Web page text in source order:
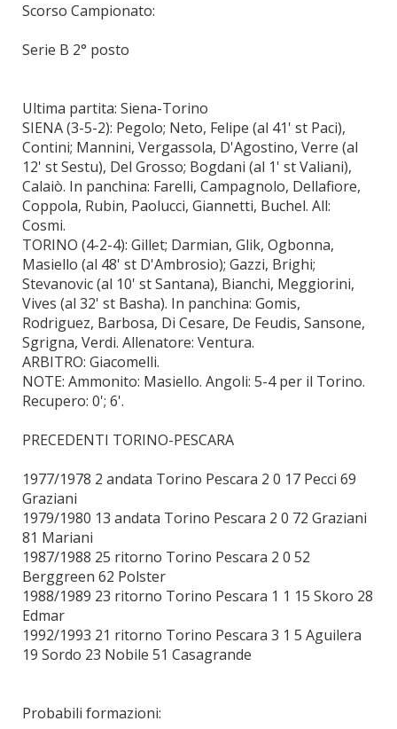
Scorso Campionato:
Serie B 2° posto
Ultima partita: Siena-Torino
SIENA (3-5-2): Pegolo; Neto, Felipe (al 41' st Paci),
Contini; Mannini, Vergassola, D'Agostino, Verre (al
12' st Sestu), Del Grosso; Bogdani (al 1' st Valiani),
Calaiò. In panchina: Farelli, Campagnolo, Dellafiore,
Coppola, Rubin, Paolucci, Giannetti, Buchel. All:
Cosmi.
TORINO (4-2-4): Gillet; Darmian, Glik, Ogbonna,
Masiello (al 48' st D'Ambrosio); Gazzi, Brighi;
Stevanovic (al 10' st Santana), Bianchi, Meggiorini,
Vives (al 32' st Basha). In panchina: Gomis,
Rodriguez, Barbosa, Di Cesare, De Feudis, Sansone,
Sgrigna, Verdi. Allenatore: Ventura.
ARBITRO: Giacomelli.
NOTE: Ammonito: Masiello. Angoli: 5-4 per il Torino.
Recupero: 0'; 6'.
PRECEDENTI TORINO-PESCARA
1977/1978 2 andata Torino Pescara 2 0 17 Pecci 69
Graziani
1979/1980 13 andata Torino Pescara 2 0 72 Graziani
81 Mariani
1987/1988 25 ritorno Torino Pescara 2 0 52
Berggreen 62 Polster
1988/1989 23 ritorno Torino Pescara 1 1 15 Skoro 28
Edmar
1992/1993 21 ritorno Torino Pescara 3 1 5 Aguilera
19 Sordo 23 Nobile 51 Casagrande
Probabili formazioni: